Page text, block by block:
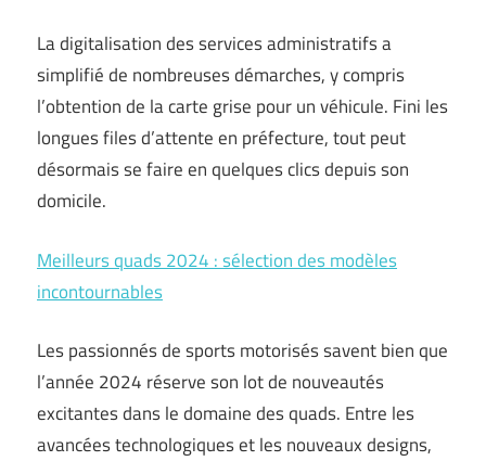
La digitalisation des services administratifs a
simplifié de nombreuses démarches, y compris
l’obtention de la carte grise pour un véhicule. Fini les
longues files d’attente en préfecture, tout peut
désormais se faire en quelques clics depuis son
domicile.
Meilleurs quads 2024 : sélection des modèles
incontournables
Les passionnés de sports motorisés savent bien que
l’année 2024 réserve son lot de nouveautés
excitantes dans le domaine des quads. Entre les
avancées technologiques et les nouveaux designs,